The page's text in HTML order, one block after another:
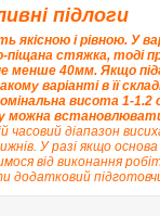
підлоги
якісною і рівною. У
стяжка, тоді
менше 40мм. Якщо
варіанті в її
висота 1-1.2
можна
часовий діапазон
У разі якщо
від виконання
додатковий